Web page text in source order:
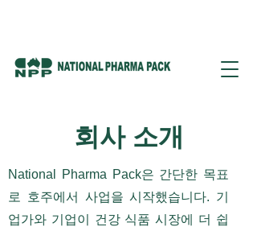
회사 소개
National Pharma Pack은 간단한 목표
로 호주에서 사업을 시작했습니다. 기
업가와 기업이 건강 식품 시장에 더 쉽